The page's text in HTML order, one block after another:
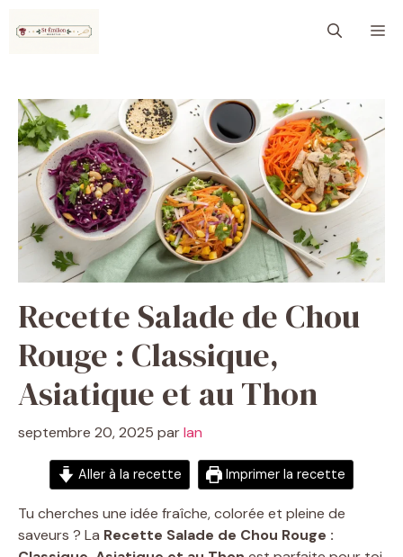
Recette Salade de Chou
Rouge : Classique,
Asiatique et au Thon
septembre 20, 2025 parIan
Aller à la recette Imprimer la recette
Tu cherches une idée fraîche, colorée et pleine de
saveurs ? La Recette Salade de Chou Rouge :